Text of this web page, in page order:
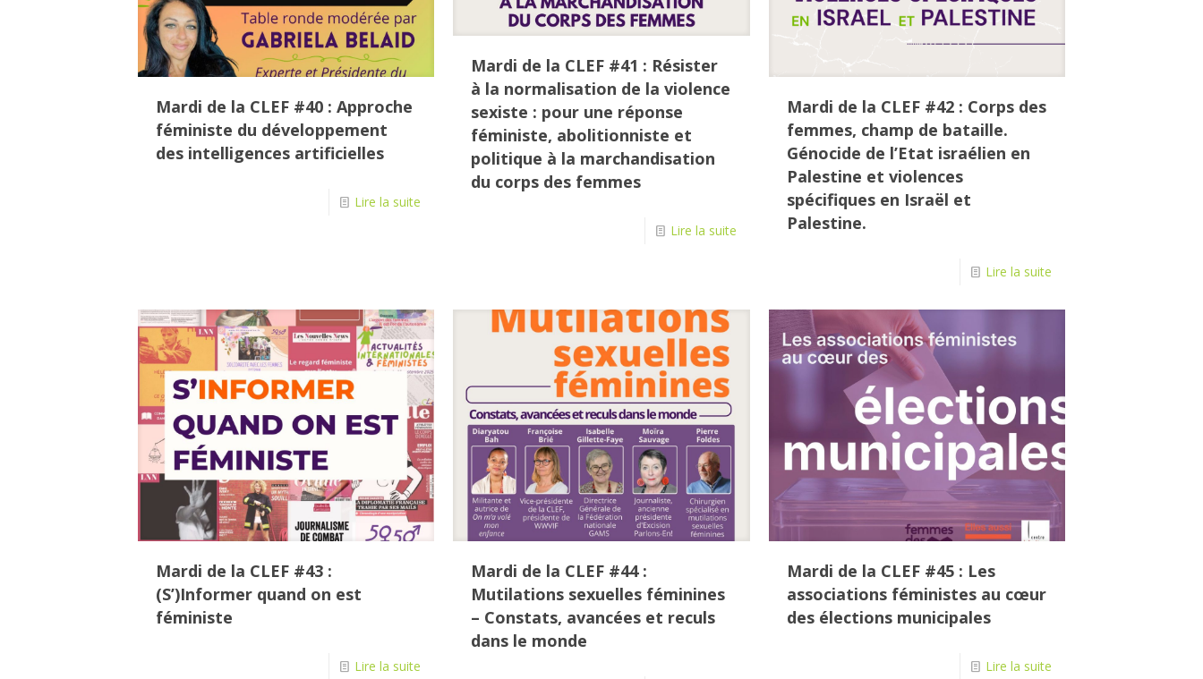
Mardi de la CLEF #40 : Approche
féministe du développement
des intelligences artificielles
Lire la suite
Mardi de la CLEF #41 : Résister
à la normalisation de la violence
sexiste : pour une réponse
féministe, abolitionniste et
politique à la marchandisation
du corps des femmes
Lire la suite
Mardi de la CLEF #42 : Corps des
femmes, champ de bataille.
Génocide de l’Etat israélien en
Palestine et violences
spécifiques en Israël et
Palestine.
Lire la suite
Mardi de la CLEF #43 :
(S’)Informer quand on est
féministe
Lire la suite
Mardi de la CLEF #44 :
Mutilations sexuelles féminines
– Constats, avancées et reculs
dans le monde
Mardi de la CLEF #45 : Les
associations féministes au cœur
des élections municipales
Lire la suite